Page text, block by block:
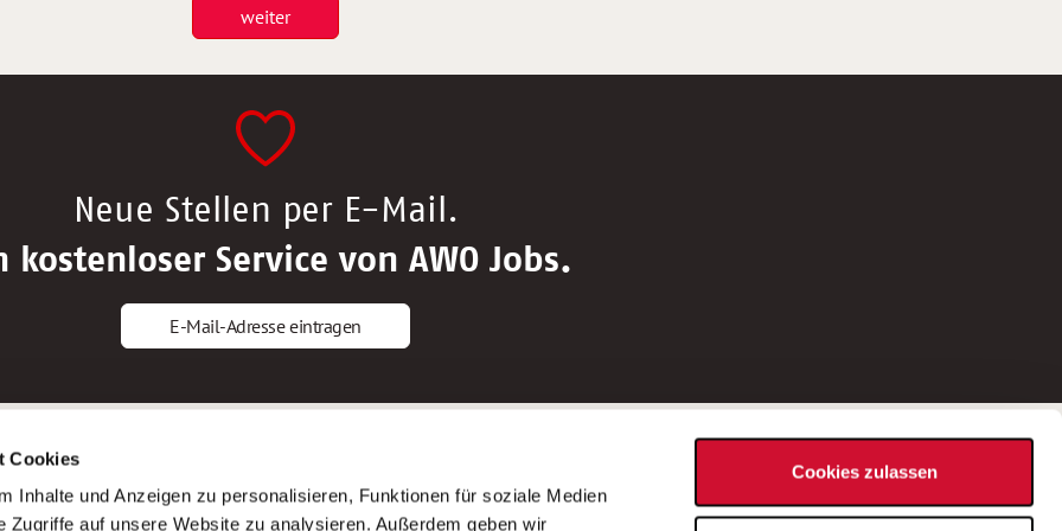
Cookies
Inhalte und Anzeigen zu personalisieren, Funktionen für soziale Medien
Zugriffe auf unsere Website zu analysieren. Außerdem geben wir
Cookies zulassen
weiter
Neue Stellen per E-Mail.
kostenloser Service von AWO Jobs.
E-Mail-Adresse eintragen
Altenpfleger*in
Krankenpfleger*in
AWO Gliederungen nach Bundesland
Stellenangebote nach Bundesländern